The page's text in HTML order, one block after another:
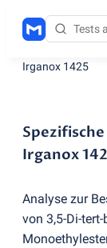
Irganox 1425
Irganox
Analyse zur
von 3,5-Di-